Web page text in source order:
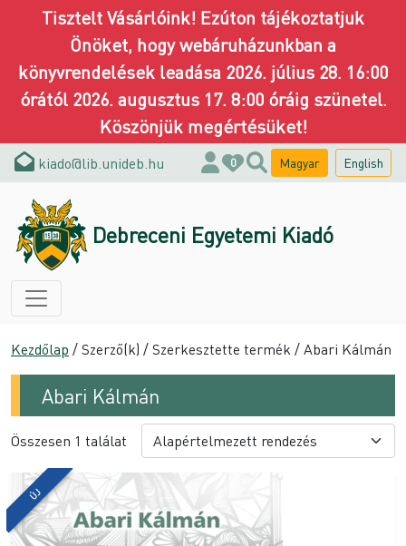
Tisztelt Vásárlóink! Ezúton tájékoztatjuk
Önöket, hogy webáruházunkban a
könyvrendelések leadása 2026. július 28. 16:00
órától 2026. augusztus 17. 8:00 óráig szünetel.
Köszönjük megértésüket!
kiado@lib.unideb.hu 0 Magyar English
Debreceni Egyetemi Kiadó
Kezdőlap / Szerző(k) / Szerkesztette termék / Abari Kálmán
Abari Kálmán
Összesen 1 találat
ÚJ